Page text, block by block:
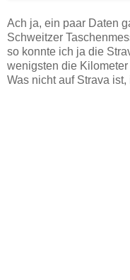
Ach ja, ein paar Daten
Schweitzer
so konnte ich ja die
wenigsten die
Was nicht auf Strava